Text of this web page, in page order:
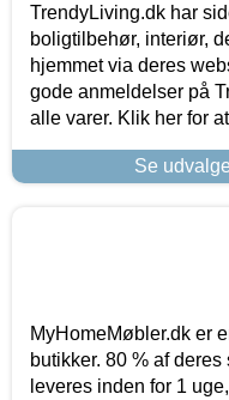
TrendyLiving.dk har
boligtilbehør, interiør,
hjemmet via deres
gode anmeldelser på
alle varer. Klik her for
Se
MyHomeMøbler.dk er
butikker. 80 % af
leveres inden for 1